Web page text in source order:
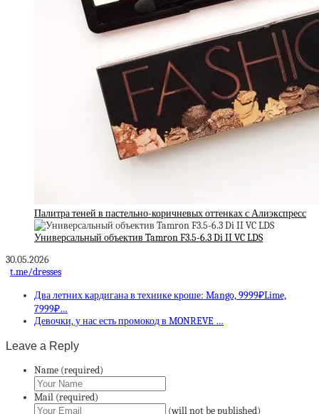
Палитра теней в пастельно-коричневых оттенках с Алиэкспресс
Универсальный объектив Tamron F3.5-6.3 Di II VC LDS
30.05.2026
t.me/dresses
Два летних кардигана в технике кроше: Mango, 9999₽Lime,
7999₽…
Девочки, у нас есть промокод в MONREVE …
Leave a Reply
Name (required)
Mail (required)
(will not be published)